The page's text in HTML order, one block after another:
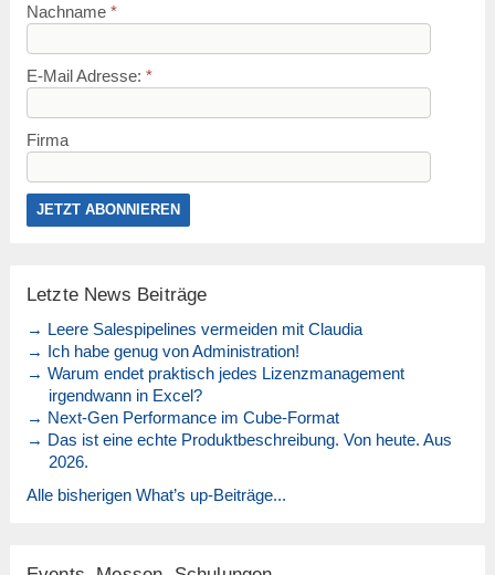
Nachname *
E-Mail Adresse: *
Firma
Letzte News Beiträge
→ Leere Salespipelines vermeiden mit Claudia
→ Ich habe genug von Administration!
→ Warum endet praktisch jedes Lizenzmanagement
irgendwann in Excel?
→ Next-Gen Performance im Cube-Format
→ Das ist eine echte Produktbeschreibung. Von heute. Aus
2026.
Alle bisherigen What’s up-Beiträge...